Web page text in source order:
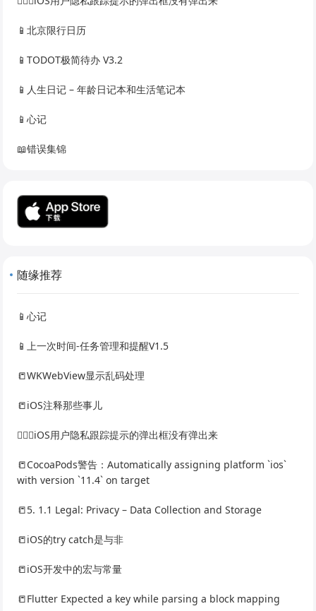
📱北京限行日历
📱TODOT极简待办 V3.2
📱人生日记 – 年龄日记本和生活笔记本
📱心记
📖错误集锦
随缘推荐
📱心记
📱上一次时间-任务管理和提醒V1.5
📒WKWebView显示乱码处理
📒iOS注释那些事儿
🙅🏻‍♀️iOS用户隐私跟踪提示的弹出框没有弹出来
📒CocoaPods警告：Automatically assigning platform `ios`
with version `11.4` on target
📒5. 1.1 Legal: Privacy – Data Collection and Storage
📒iOS的try catch是与非
📒iOS开发中的宏与常量
📒Flutter Expected a key while parsing a block mapping